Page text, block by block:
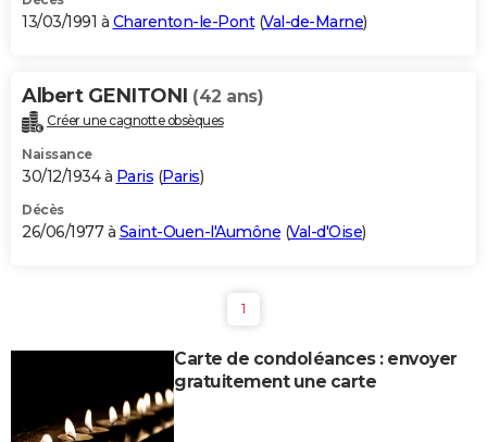
13/03/1991 à Charenton-le-Pont(Val-de-Marne)
Albert GENITONI (42 ans)
Créer une cagnotte obsèques
Naissance
30/12/1934 à Paris (Paris)
Décès
26/06/1977 à Saint-Ouen-l'Aumône (Val-d'Oise)
1
Carte de condoléances : envoyer
gratuitement une carte